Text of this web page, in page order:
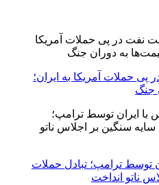
حملات آمریکا به ایران؛
جنگ
توسط ترامپ؛ تبادل حملات
ناتو انداخت